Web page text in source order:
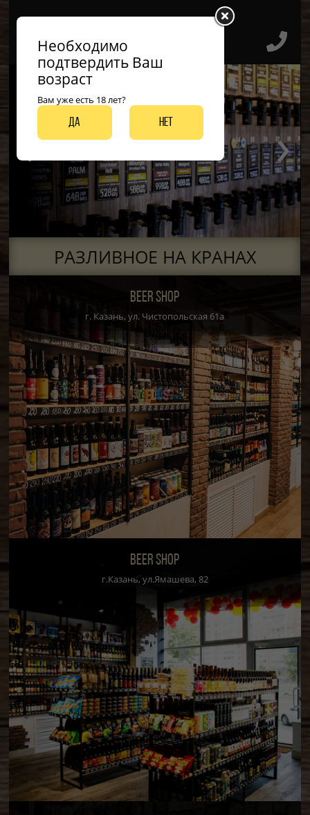
‹ ›
РАЗЛИВНОЕ НА КРАНАХ
BEER SHOP
г. Казань, ул. Чистопольская 61а
BEER SHOP
г.Казань, ул.Ямашева, 82
Необходимо
подтвердить Ваш
возраст
Вам уже есть 18 лет?
Да Нет